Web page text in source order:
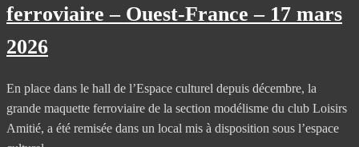
ferroviaire – Ouest-France – 17 mars
2026
En place dans le hall de l’Espace culturel depuis décembre, la
grande maquette ferroviaire de la section modélisme du club Loisirs
Amitié, a été remisée dans un local mis à disposition sous l’espace